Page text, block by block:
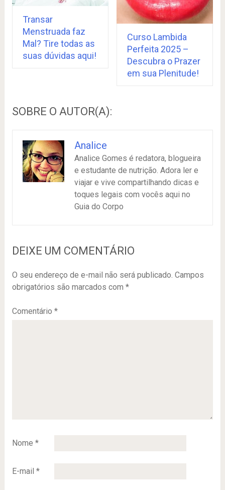
Transar
Menstruada faz
Mal? Tire todas as
suas dúvidas aqui!
Curso Lambida
Perfeita 2025 –
Descubra o Prazer
em sua Plenitude!
SOBRE O AUTOR(A):
Analice
Analice Gomes é redatora, blogueira
e estudante de nutrição. Adora ler e
viajar e vive compartilhando dicas e
toques legais com vocês aqui no
Guia do Corpo
DEIXE UM COMENTÁRIO
O seu endereço de e-mail não será publicado. Campos
obrigatórios são marcados com *
Comentário *
Nome *
E-mail *